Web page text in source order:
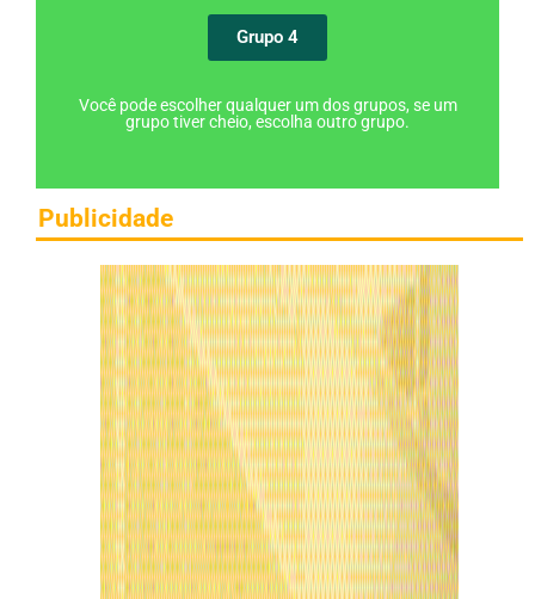
Grupo 4
Você pode escolher qualquer um dos grupos, se um
grupo tiver cheio, escolha outro grupo.
Publicidade